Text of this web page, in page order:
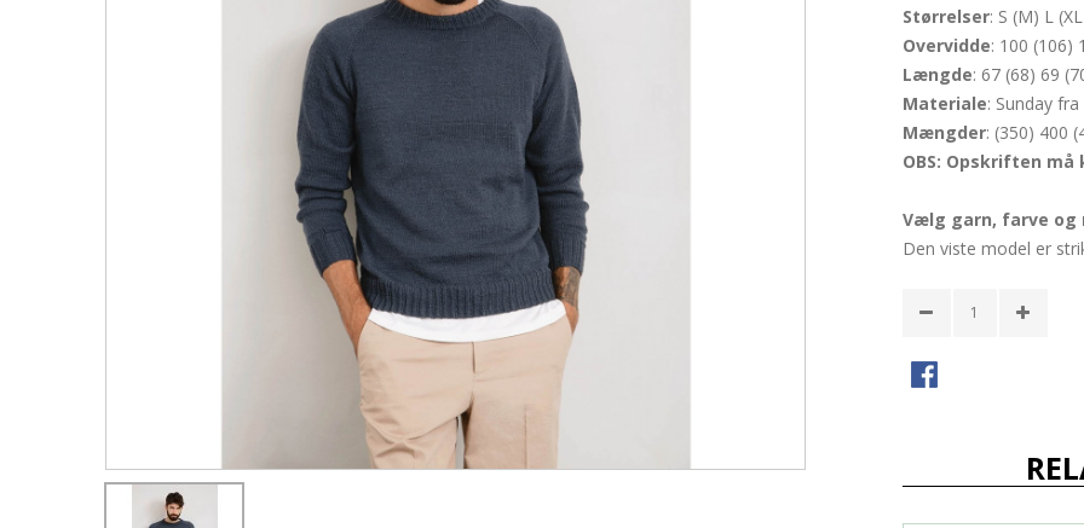
Størrelser: S (M) L
Overvidde: 100 (106)
Længde: 67 (68) 69
Materiale: Sunday
Mængder: (350) 400
OBS: Opskriften
Vælg garn, farve
Den viste model er